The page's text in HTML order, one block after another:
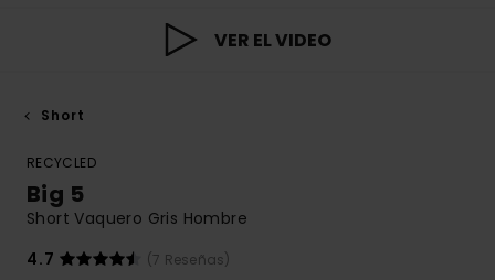
VER EL VIDEO
Short
RECYCLED
Big 5
Short Vaquero Gris Hombre
4.7
(7 Reseñas)